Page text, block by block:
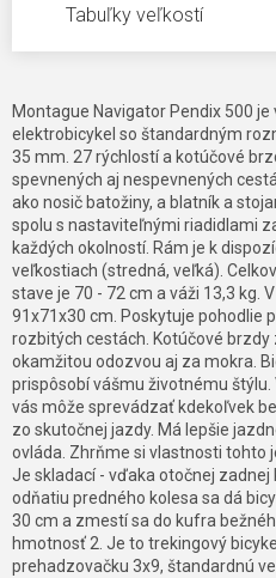
Tabuľky veľkostí
Montague Navigator Pendix 500
elektrobicykel so štandardným
35 mm. 27 rýchlostí a kotúčové
spevnených aj nespevnených
ako nosič batožiny, a blatník a
spolu s nastaviteľnými riadidlami
každých okolností. Rám je k
veľkostiach (stredná, veľká).
stave je 70 - 72 cm a váži 13,3 kg.
91x71x30 cm. Poskytuje pohodlie
rozbitých cestách. Kotúčové
okamžitou odozvou aj za mokra.
prispôsobí vášmu životnému
vás môže sprevádzať kdekoľvek
zo skutočnej jazdy. Má lepšie
ovláda. Zhrňme si vlastnosti tohto
Je skladací - vďaka otočnej
odňatiu predného kolesa sa dá
30 cm a zmestí sa do kufra
hmotnosť 2. Je to trekingový
prehadzovačku 3x9, štandardnú